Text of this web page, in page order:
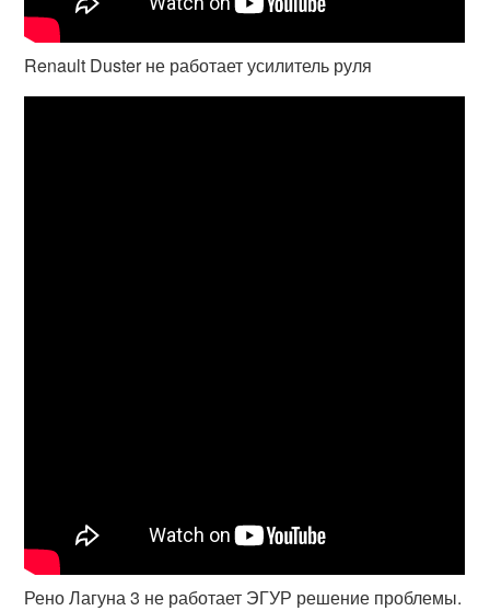
Renault Duster не работает усилитель руля
Рено Лагуна 3 не работает ЭГУР решение проблемы.